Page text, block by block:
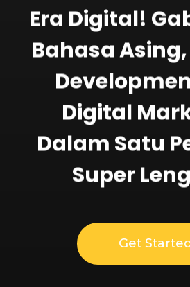
Era Digital!
Bahasa
Digital
Dalam Satu
Super
Get Started